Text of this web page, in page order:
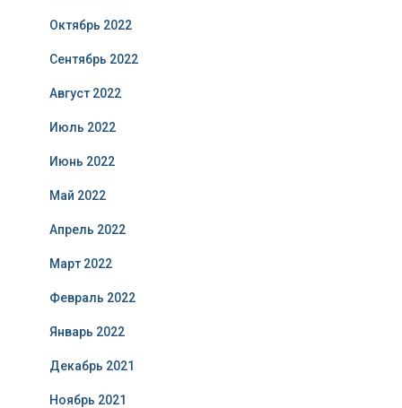
Октябрь 2022
Сентябрь 2022
Август 2022
Июль 2022
Июнь 2022
Май 2022
Апрель 2022
Март 2022
Февраль 2022
Январь 2022
Декабрь 2021
Ноябрь 2021